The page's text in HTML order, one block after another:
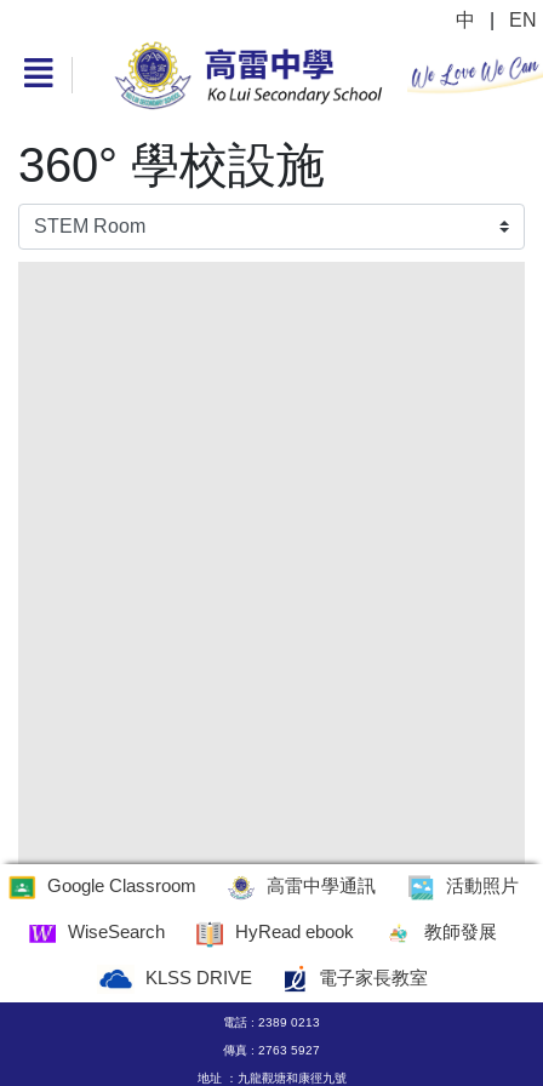
中 EN
360° 學校設施
Google Classroom 高雷中學通訊 活動照片
WiseSearch HyRead ebook 教師發展
KLSS DRIVE 電子家長教室
電話 : 2389 0213
傳真 : 2763 5927
地址 ：九龍觀塘和康徑九號